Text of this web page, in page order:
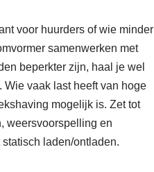
voor huurders of wie minder
samenwerken met
beperkter zijn, haal je wel
vaak last heeft van hoge
mogelijk is. Zet tot
weersvoorspelling en
laden/ontladen.